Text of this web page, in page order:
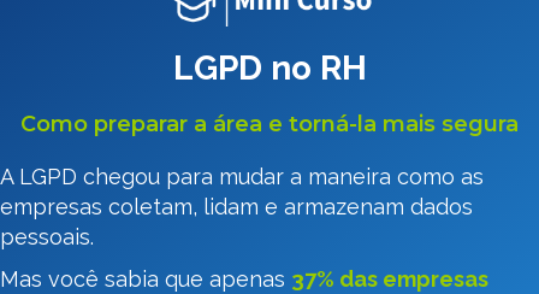
LGPD no RH
Como preparar a área e torná-la mais segura
A LGPD chegou para mudar a maneira como as
empresas coletam, lidam e armazenam dados
pessoais.
Mas você sabia que apenas 37% das empresas